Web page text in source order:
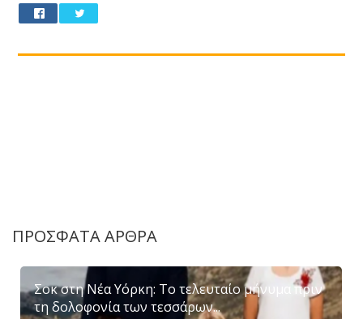
ΠΡΟΣΦΑΤΑ ΑΡΘΡΑ
Σοκ στη Νέα Υόρκη: Το τελευταίο μήνυμα πριν
τη δολοφονία των τεσσάρων...